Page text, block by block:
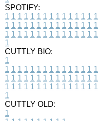
SPOTIFY:
1 1 1 1 1 1 1 1 1 1 1 1 1 1 1
1 1 1 1 1 1 1 1 1 1 1 1 1 1 1
1 1 1 1 1 1 1 1 1 1 1 1 1 1 1
1
CUTTLY BIO:
1
1 1 1 1 1 1 1 1 1 1 1 1 1 1 1
1 1 1 1 1 1 1 1 1 1 1 1 1 1 1
1 1 1 1 1 1 1 1 1 1 1 1 1 1 1
1
CUTTLY OLD:
1